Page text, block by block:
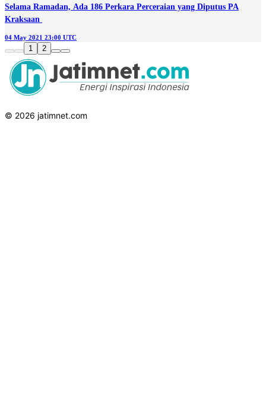
Selama Ramadan, Ada 186 Perkara Perceraian yang Diputus PA
Kraksaan
04 May 2021 23:00 UTC
1 2
© 2026 jatimnet.com